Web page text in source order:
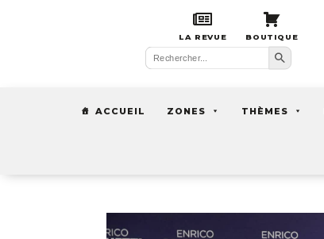
LA REVUE BOUTIQUE
Search
for:
Search Button
ACCUEIL ZONES THÈMES